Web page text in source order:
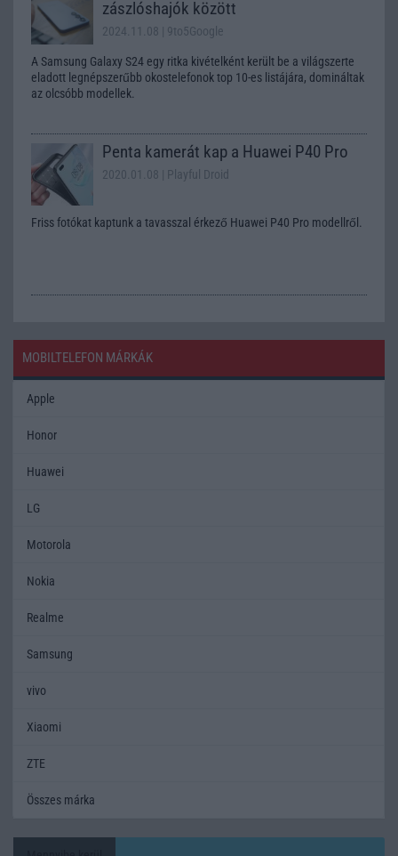
zászlóshajók között
2024.11.08 | 9to5Google
A Samsung Galaxy S24 egy ritka kivételként került be a világszerte
eladott legnépszerűbb okostelefonok top 10-es listájára, domináltak
az olcsóbb modellek.
Penta kamerát kap a Huawei P40 Pro
2020.01.08 | Playful Droid
Friss fotókat kaptunk a tavasszal érkező Huawei P40 Pro modellről.
MOBILTELEFON MÁRKÁK
Apple
Honor
Huawei
LG
Motorola
Nokia
Realme
Samsung
vivo
Xiaomi
ZTE
Összes márka